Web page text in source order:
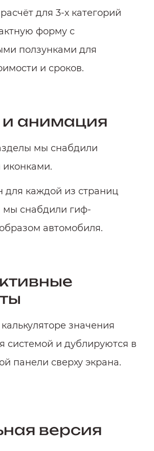
для 3-х категорий
форму с
ползунками для
и сроков.
и анимация
мы снабдили
для каждой из страниц
снабдили гиф-
автомобиля.
значения
системой и дублируются в
панели сверху экрана.
версия